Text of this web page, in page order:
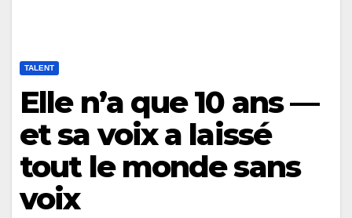
TALENT
Elle n’a que 10 ans —
et sa voix a laissé
tout le monde sans
voix